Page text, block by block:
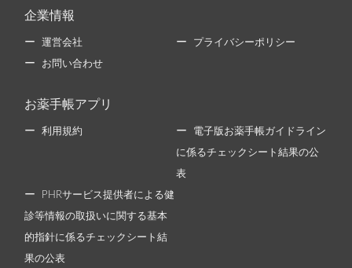
企業情報
運営会社 プライバシーポリシー
お問い合わせ
お薬手帳アプリ
利用規約 電子版お薬手帳ガイドライン
に係るチェックシート結果の公
表
PHRサービス提供者による健
診等情報の取扱いに関する基本
的指針に係るチェックシート結
果の公表